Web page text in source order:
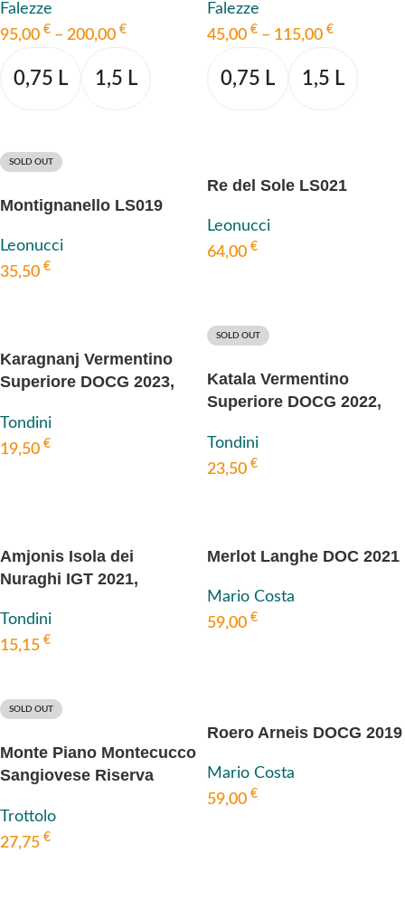
Falezze
95,00 € – 200,00 €
0,75 L 1,5 L
Falezze
45,00 € – 115,00 €
0,75 L 1,5 L
SOLD OUT
Montignanello LS019
Leonucci
35,50 €
Re del Sole LS021
Leonucci
64,00 €
Karagnanj Vermentino
Superiore DOCG 2023,
Tondini
19,50 €
SOLD OUT
Katala Vermentino
Superiore DOCG 2022,
Tondini
23,50 €
Amjonis Isola dei
Nuraghi IGT 2021,
Tondini
15,15 €
Merlot Langhe DOC 2021
Mario Costa
59,00 €
SOLD OUT
Monte Piano Montecucco
Sangiovese Riserva
Trottolo
27,75 €
Roero Arneis DOCG 2019
Mario Costa
59,00 €